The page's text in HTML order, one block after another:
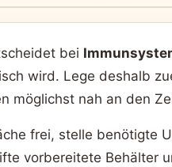
bei
wird. Lege deshalb
möglichst nah an den
frei, stelle benötigte
vorbereitete Behälter